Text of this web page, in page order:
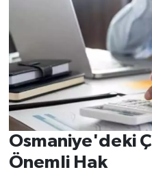
Osmaniye'deki
Önemli Hak